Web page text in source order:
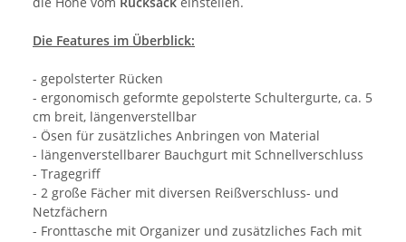
Die Features im Überblick:
- gepolsterter Rücken
- ergonomisch geformte gepolsterte Schultergurte, ca. 5
cm breit, längenverstellbar
- Ösen für zusätzliches Anbringen von Material
- längenverstellbarer Bauchgurt mit Schnellverschluss
- Tragegriff
- 2 große Fächer mit diversen Reißverschluss- und
Netzfächern
- Fronttasche mit Organizer und zusätzliches Fach mit